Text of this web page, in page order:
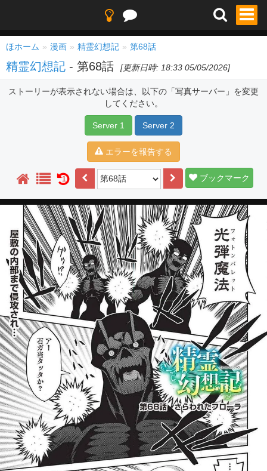
ほホーム 漫画 精霊幻想記 第68話
精霊幻想記 - 第68話 [更新日時: 18:33 05/05/2026]
ストーリーが表示されない場合は、以下の「写真サーバー」を変更
してください。
Server 1 Server 2
エラーを報告する
1 ブックマーク